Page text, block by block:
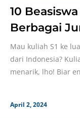
10
Berbagai
Mau kuliah S1 ke
dari Indonesia?
menarik, lho! Biar
April 2, 2024